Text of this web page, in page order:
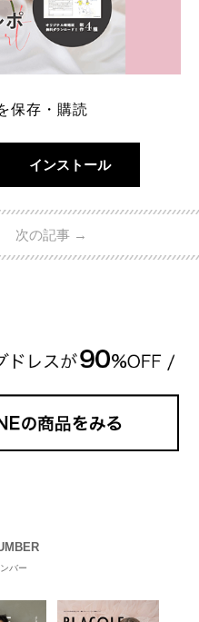
保存・購読
インストール
次の記事 →
バー